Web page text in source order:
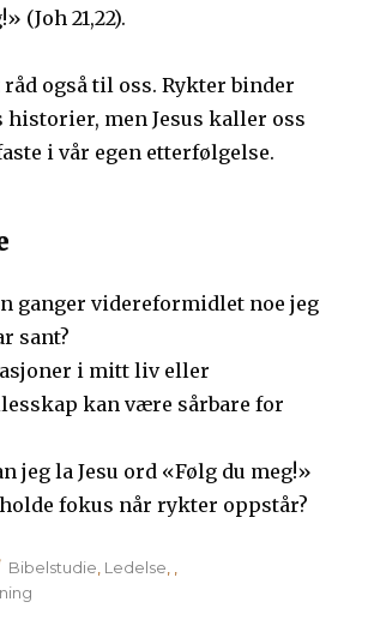
(Joh 21,22).
råd også til oss. Rykter binder
historier, men Jesus kaller oss
i vår egen etterfølgelse.
ganger videreformidlet noe jeg
sant?
i mitt liv eller
kan være sårbare for
jeg la Jesu ord «Følg du meg!»
fokus når rykter oppstår?
Kategorier
Bibelstudie Ledelse